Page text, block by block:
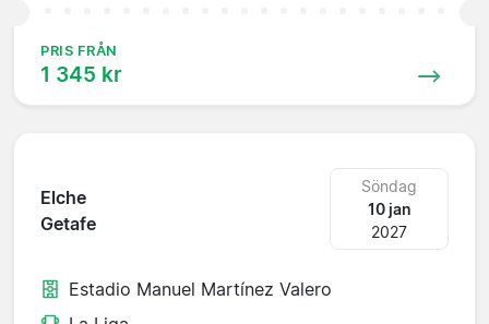
PRIS FRÅN
1 345 kr
Elche
Getafe
Söndag
10 jan
2027
Estadio Manuel Martínez Valero